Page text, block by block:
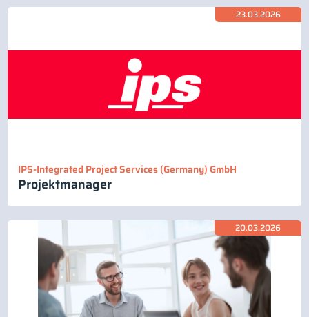
23.03.2026
IPS-Integrated Project Services (Germany) GmbH
Projektmanager
20.03.2026